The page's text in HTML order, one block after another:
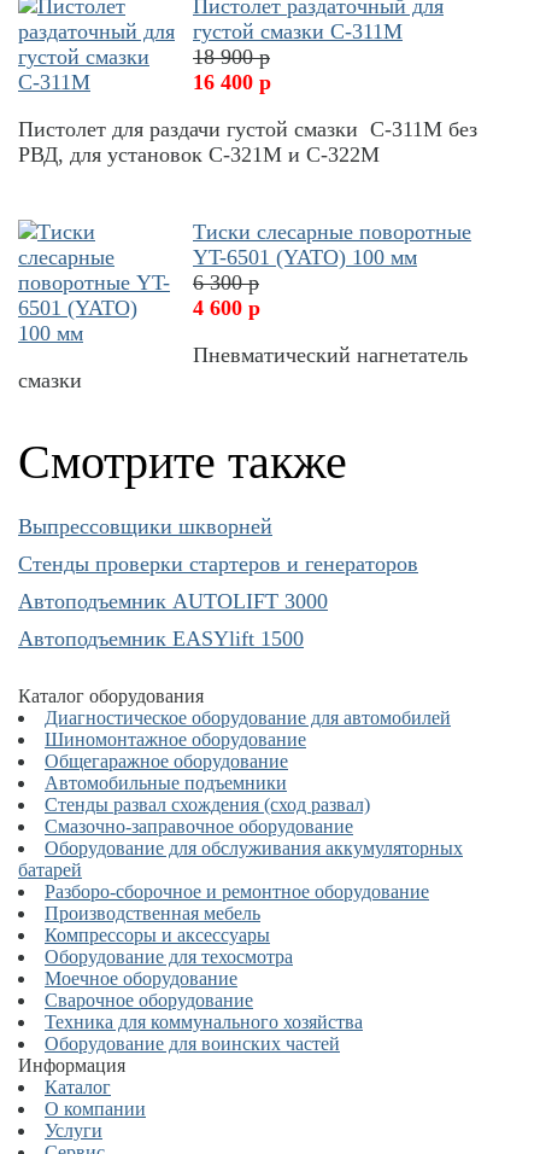
Пистолет раздаточный для
густой смазки С-311М
18 900 р
16 400 р
Пистолет для раздачи густой смазки С-311М без
РВД, для установок С-321М и С-322М
Тиски слесарные поворотные
YT-6501 (YATO) 100 мм
6 300 р
4 600 р
Пневматический нагнетатель
смазки
Смотрите также
Выпрессовщики шкворней
Cтенды проверки стартеров и генераторов
Автоподъемник AUTOLIFT 3000
Автоподъемник EASYlift 1500
Каталог оборудования
Диагностическое оборудование для автомобилей
Шиномонтажное оборудование
Общегаражное оборудование
Автомобильные подъемники
Стенды развал схождения (сход развал)
Смазочно-заправочное оборудование
Оборудование для обслуживания аккумуляторных
батарей
Разборо-сборочное и ремонтное оборудование
Производственная мебель
Компрессоры и аксессуары
Оборудование для техосмотра
Моечное оборудование
Сварочное оборудование
Техника для коммунального хозяйства
Оборудование для воинских частей
Информация
Каталог
О компании
Услуги